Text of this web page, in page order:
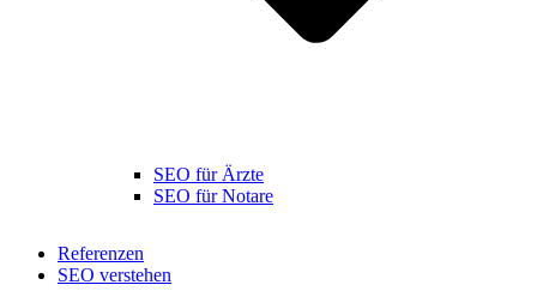
SEO für Ärzte
SEO für Notare
Referenzen
SEO verstehen